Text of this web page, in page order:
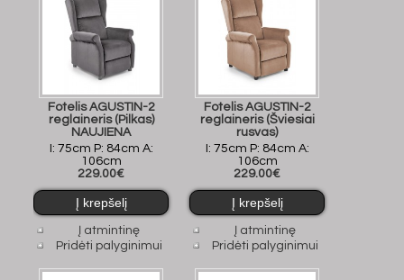
Fotelis AGUSTIN-2
reglaineris (Pilkas)
NAUJIENA
I: 75cm P: 84cm A:
106cm
229.00€
Į atmintinę
Pridėti palyginimui
Fotelis AGUSTIN-2
reglaineris (Šviesiai
rusvas)
I: 75cm P: 84cm A:
106cm
229.00€
Į atmintinę
Pridėti palyginimui